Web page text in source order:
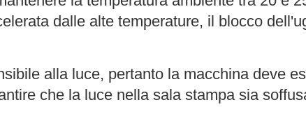
dalle alte temperature, il blocco
alla luce, pertanto la macchina deve
che la luce nella sala stampa sia